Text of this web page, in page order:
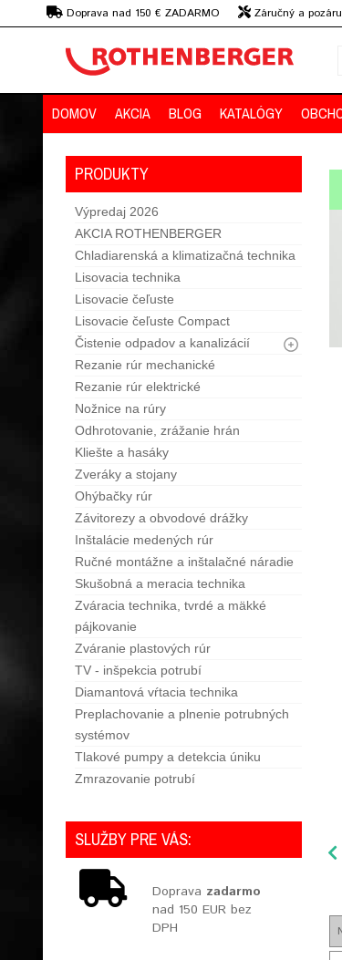
Doprava nad 150 € ZADARMO Záručný a
strojov
DOMOV AKCIA BLOG KATALÓGY
PRODUKTY
Výpredaj 2026
AKCIA ROTHENBERGER
Chladiarenská a klimatizačná technika
Lisovacia technika
Lisovacie čeľuste
Lisovacie čeľuste Compact
Čistenie odpadov a kanalizácií
Rezanie rúr mechanické
Rezanie rúr elektrické
Nožnice na rúry
Odhrotovanie, zrážanie hrán
Kliešte a hasáky
Zveráky a stojany
Ohýbačky rúr
Závitorezy a obvodové drážky
Inštalácie medených rúr
Ručné montážne a inštalačné náradie
Skušobná a meracia technika
Zváracia technika, tvrdé a mäkké
pájkovanie
Zváranie plastových rúr
TV - inšpekcia potrubí
Diamantová vŕtacia technika
Preplachovanie a plnenie potrubných
systémov
Tlakové pumpy a detekcia úniku
Zmrazovanie potrubí
SLUŽBY PRE VÁS:
Doprava zadarmo
nad 150 EUR bez
DPH